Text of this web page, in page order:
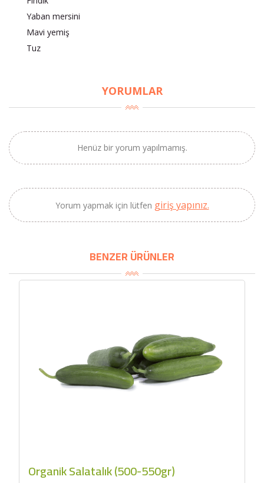
Yaban mersini
Mavi yemiş
Tuz
YORUMLAR
Henüz bir yorum yapılmamış.
Yorum yapmak için lütfen giriş yapınız.
BENZER ÜRÜNLER
Organik Salatalık (500-550gr)
2100,00 TL
Sızma Zeytinyağı
(2025 Yeni Hasat,
Güney Ege, 5 Litre) -
AtcaNova
SEPETE EKLE